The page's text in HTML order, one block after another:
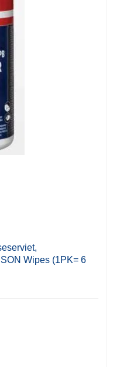
Wipes (1PK= 6